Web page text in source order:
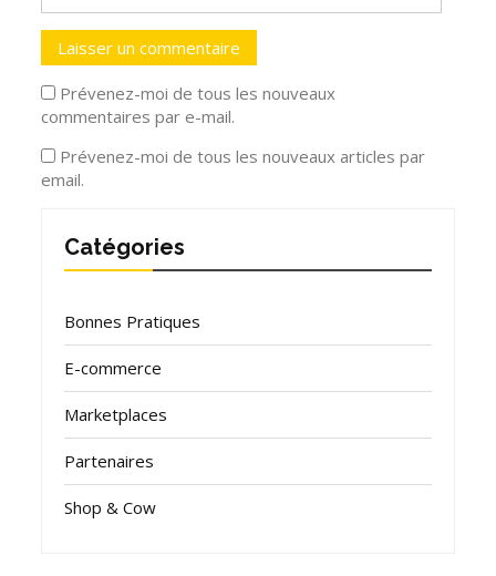
Prévenez-moi de tous les nouveaux
commentaires par e-mail.
Prévenez-moi de tous les nouveaux articles par
email.
Catégories
Bonnes Pratiques
E-commerce
Marketplaces
Partenaires
Shop & Cow